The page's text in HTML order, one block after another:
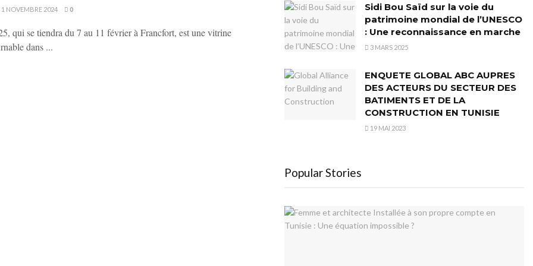
1 NOVEMBRE 2024 0
qui se tiendra du 7 au 11 février à Francfort, est une vitrine
dans ...
Sidi Bou Saïd sur la voie du
patrimoine mondial de l’UNESCO
: Une reconnaissance en marche
3 MARS 2025
ENQUETE GLOBAL ABC AUPRES
DES ACTEURS DU SECTEUR DES
BATIMENTS ET DE LA
CONSTRUCTION EN TUNISIE
19 MAI 2023
Popular Stories